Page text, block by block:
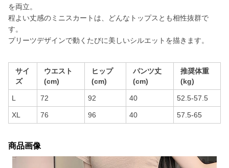
を両立。
程よい丈感のミニスカートは、どんなトップスとも相性抜群で
す。
プリーツデザインで動くたびに美しいシルエットを描きます。
サイ
ズ
ウエスト
(cm)
ヒップ
(cm)
パンツ丈
(cm)
推奨体重
(kg)
L 72 92 40 52.5-57.5
XL 76 96 40 57.5-65
商品画像